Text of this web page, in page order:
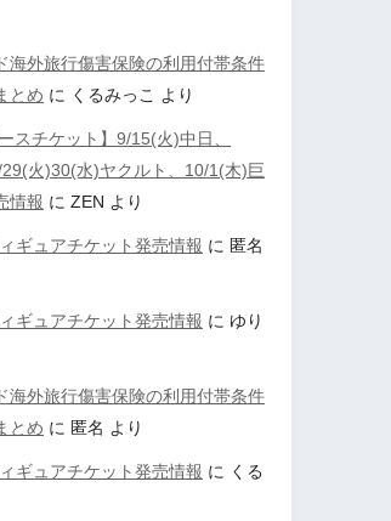
海外旅行傷害保険の利用付帯条件
とめ に くるみっこ より
スチケット】9/15(火)中日、
火)30(水)ヤクルト、10/1(木)巨
情報 に ZEN より
ギュアチケット発売情報 に 匿名
ギュアチケット発売情報 に ゆり
海外旅行傷害保険の利用付帯条件
とめ に 匿名 より
ギュアチケット発売情報 に くる